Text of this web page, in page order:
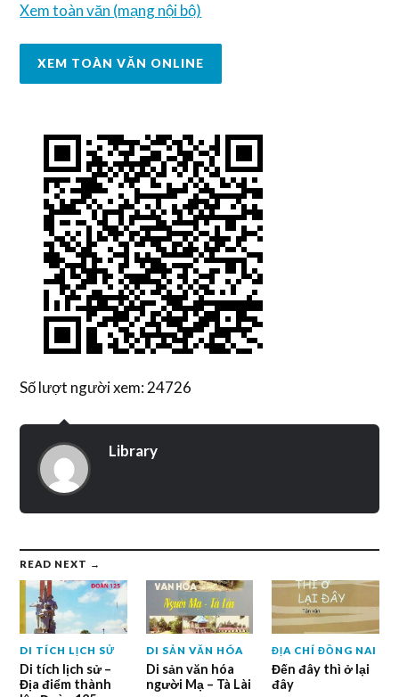
Xem toàn văn (mạng nội bộ)
XEM TOÀN VĂN ONLINE
Số lượt người xem: 24726
Library
READ NEXT →
DI TÍCH LỊCH SỬ
Di tích lịch sử –
Địa điểm thành
DI SẢN VĂN HÓA
Di sản văn hóa
người Mạ – Tà Lài
ĐỊA CHÍ ĐỒNG NAI
Đến đây thì ở lại
đây